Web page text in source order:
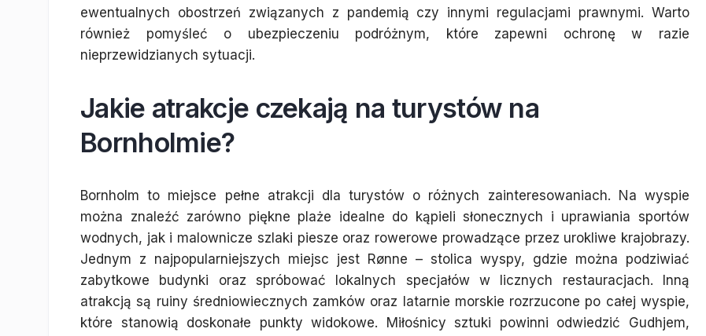
ewentualnych obostrzeń związanych z pandemią czy innymi regulacjami prawnymi. Warto
również pomyśleć o ubezpieczeniu podróżnym, które zapewni ochronę w razie
nieprzewidzianych sytuacji.
Jakie atrakcje czekają na turystów na
Bornholmie?
Bornholm to miejsce pełne atrakcji dla turystów o różnych zainteresowaniach. Na wyspie
można znaleźć zarówno piękne plaże idealne do kąpieli słonecznych i uprawiania sportów
wodnych, jak i malownicze szlaki piesze oraz rowerowe prowadzące przez urokliwe krajobrazy.
Jednym z najpopularniejszych miejsc jest Rønne – stolica wyspy, gdzie można podziwiać
zabytkowe budynki oraz spróbować lokalnych specjałów w licznych restauracjach. Inną
atrakcją są ruiny średniowiecznych zamków oraz latarnie morskie rozrzucone po całej wyspie,
które stanowią doskonałe punkty widokowe. Miłośnicy sztuki powinni odwiedzić Gudhjem,